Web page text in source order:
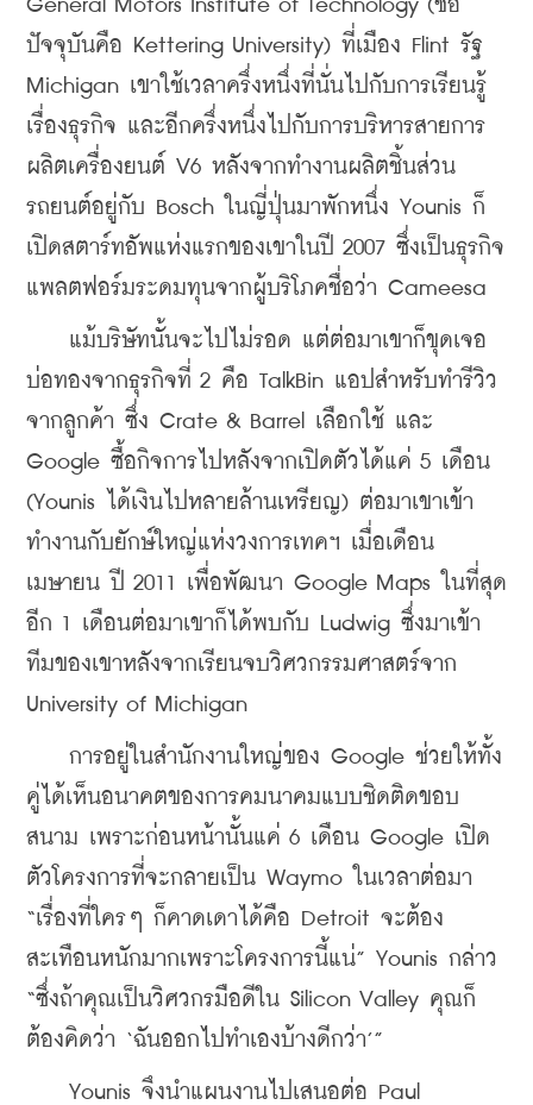
General Motors Institute of Technology (ชื่อ
ปัจจุบันคือ Kettering University) ที่เมือง Flint รัฐ
Michigan เขาใช้เวลาครึ่งหนึ่งที่นั่นไปกับการเรียนรู้
เรื่องธุรกิจ และอีกครึ่งหนึ่งไปกับการบริหารสายการ
ผลิตเครื่องยนต์ V6 หลังจากทำงานผลิตชิ้นส่วน
รถยนต์อยู่กับ Bosch ในญี่ปุ่นมาพักหนึ่ง Younis ก็
เปิดสตาร์ทอัพแห่งแรกของเขาในปี 2007 ซึ่งเป็นธุรกิจ
แพลตฟอร์มระดมทุนจากผู้บริโภคชื่อว่า Cameesa
แม้บริษัทนั้นจะไปไม่รอด แต่ต่อมาเขาก็ขุดเจอ
บ่อทองจากธุรกิจที่ 2 คือ TalkBin แอปสำหรับทำรีวิว
จากลูกค้า ซึ่ง Crate & Barrel เลือกใช้ และ
Google ซื้อกิจการไปหลังจากเปิดตัวได้แค่ 5 เดือน
(Younis ได้เงินไปหลายล้านเหรียญ) ต่อมาเขาเข้า
ทำงานกับยักษ์ใหญ่แห่งวงการเทคฯ เมื่อเดือน
เมษายน ปี 2011 เพื่อพัฒนา Google Maps ในที่สุด
อีก 1 เดือนต่อมาเขาก็ได้พบกับ Ludwig ซึ่งมาเข้า
ทีมของเขาหลังจากเรียนจบวิศวกรรมศาสตร์จาก
University of Michigan
การอยู่ในสำนักงานใหญ่ของ Google ช่วยให้ทั้ง
คู่ได้เห็นอนาคตของการคมนาคมแบบชิดติดขอบ
สนาม เพราะก่อนหน้านั้นแค่ 6 เดือน Google เปิด
ตัวโครงการที่จะกลายเป็น Waymo ในเวลาต่อมา
“เรื่องที่ใครๆ ก็คาดเดาได้คือ Detroit จะต้อง
สะเทือนหนักมากเพราะโครงการนี้แน่” Younis กล่าว
“ซึ่งถ้าคุณเป็นวิศวกรมือดีใน Silicon Valley คุณก็
ต้องคิดว่า ‘ฉันออกไปทำเองบ้างดีกว่า’”
Younis จึงนำแผนงานไปเสนอต่อ Paul